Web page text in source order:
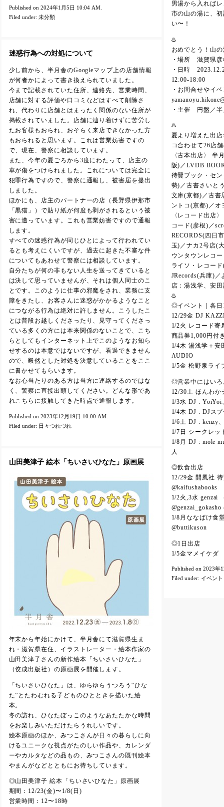
Published on 2024年1月5日 10:04 AM.
Filed under: 未分類
男湯から入れば
市の山の湯に、
い〜！
♨️
おめでとう！山
・場所 滋賀県彦
・日時
12:00-18:00
・お問合せやイ
・主催 円盤／半
♨️
夏より増えた出
コ合わせて26店
〈古本出店〉 半
阪)／LVDB
待賢ブック・セ
勢)／古書さいと
文庫(京都)／古書
ントコ(京都)／オ
〈レコード出店
コード(彦根)／
RECORDS(四日
玉)／ナカ2号店(
ウンタウンレコ
ライソ・レコー
JRecords(兵庫)／
店：湯浅学、安
♨️
◎イベント｜各日
12/29金 DJ
1/2火 レコード寄
商品券1,000円付
1/4木 湯浅学＋安
AUDIO
1/5金 松野泉ライ
◎営業中にはいろ
12/30土 ほんわか
1/3水 DJ : YoiYoi
1/4木 DJ : DJス
1/6土 DJ : kenzy
1/7日 シークレッ
1/8月 DJ : mole
人
◎飲食出店
12/29金 開風社
@kaifushabooks
1/2火,3水 genzai
@genzai_gokasho
1/8月ななばけ食
@buttikuson
◎1日出店
1/5金マメイケダ
Published on 2023年
Filed under: イベント
迷惑行為への対処について
少し前から、半月舎のGoogleマップ上の店舗情報
が何者かによって書き換えられていました。
今まで記載されていた住所、連絡先、営業時間、
店舗に対する評価や口コミなどはすべて削除さ
れ、代わりに店舗とはまったく関係のない住所が
掲載されていました。店舗に辿り着けずに苦労し
たお客様もおられ、おそらく来店できなかった方
もおられると思います。これは営業妨害ですの
で、現在、警察に相談しています。
また、今年の夏ごろから3度にわたって、店主の
車が傷をつけられました。これについては完全に
犯罪行為ですので、警察に通報し、被害届を提出
しました。
ほかにも、店主のパートナーの店（長野県伊那市
「黒猫」）で貼り紙が何度も剥がされるという被
害に遭っています。これも営業妨害ですので通報
します。
すべての迷惑行為が同じひとによって行われてい
るとも考えにくいですが、過去に起きた不審な件
についてもあわせて警察には相談しています。
自分たちが何の非もない人生を送ってきていると
は決して思っていませんが、それは個人同士のこ
とです。このように仕事の邪魔をされ、業務に支
障をきたし、お客さんに迷惑がかかるようなこと
につながる行為は絶対に許しません。こうしたこ
とは普段お越しくださったり、見守ってくださっ
ている多くの方には本来関係のないことで、こち
らとしてもインターネット上でこのようなお知ら
せするのは本意ではないですが、看過できません
ので、毅然とした対処を決意していることをここ
に書かせてもらいます。
なお心当たりのある方は当方に連絡するのではな
く、警察に直接出頭してください。どんな形であ
れこちらに接触してきた時点で通報します。
Published on 2023年12月19日 10:00 AM.
Filed under: 日々つれづれ
山田美津子 絵本「ちいさいひなた」原画展
年末から年始にかけて、半月舎にて滋賀県生ま
れ・滋賀県在住、イラストレーター・絵本作家の
山田美津子さんの新作絵本「ちいさいひなた」
（佼成出版社）の原画展を開催します。
「ちいさいひなた」は、ゆらゆらうつろう“ひな
た”とたわむれる子どものひとときを描いた絵
本。
冬の訪れ、ひなたぼっこのようなあたたかな時間
をお楽しみいただけたらうれしいです。
絵本原画のほか、みつこさんが日々の暮らしに向
けるユニークな視点がたのしい作品や、カレンダ
ーやカルタなどの品もの、みつこさんの既刊絵本
やまんがなどとともにお待ちしています。
◎山田美津子 絵本「ちいさいひなた」原画展
期間：12/23(金)〜1/8(日)
営業時間：12〜18時